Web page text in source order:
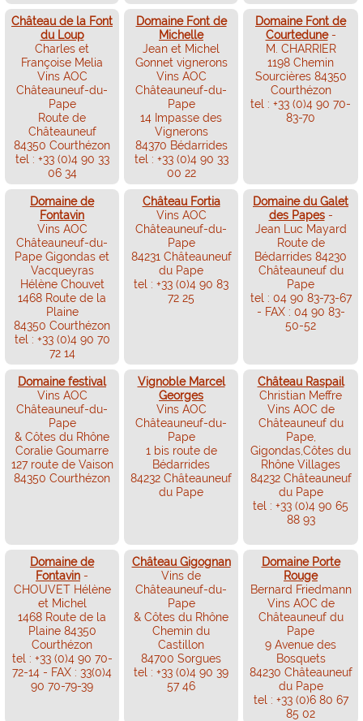
Château de la Font
du Loup
Charles et
Françoise Melia
Vins AOC
Châteauneuf-du-
Pape
Route de
Châteauneuf
84350 Courthézon
tel : +33 (0)4 90 33
06 34
Domaine Font de
Michelle
Jean et Michel
Gonnet vignerons
Vins AOC
Châteauneuf-du-
Pape
14 Impasse des
Vignerons
84370 Bédarrides
tel : +33 (0)4 90 33
00 22
Domaine Font de
Courtedune-
M. CHARRIER
1198 Chemin
Sourcières 84350
Courthézon
tel : +33 (0)4 90 70-
83-70
Domaine de
Fontavin
Vins AOC
Châteauneuf-du-
Pape Gigondas et
Vacqueyras
Hélène Chouvet
1468 Route de la
Plaine
84350 Courthézon
tel : +33 (0)4 90 70
72 14
Château Fortia
Vins AOC
Châteauneuf-du-
Pape
84231 Châteauneuf
du Pape
tel : +33 (0)4 90 83
72 25
Domaine du Galet
des Papes-
Jean Luc Mayard
Route de
Bédarrides 84230
Châteauneuf du
Pape
tel : 04 90 83-73-67
- FAX : 04 90 83-
50-52
Domaine festival
Vins AOC
Châteauneuf-du-
Pape
& Côtes du Rhône
Coralie Goumarre
127 route de Vaison
84350 Courthézon
Vignoble Marcel
Georges
Vins AOC
Châteauneuf-du-
Pape
1 bis route de
Bédarrides
84232 Châteauneuf
du Pape
Château Raspail
Christian Meffre
Vins AOC de
Châteauneuf du
Pape,
Gigondas,Côtes du
Rhône Villages
84232 Châteauneuf
du Pape
tel : +33 (0)4 90 65
88 93
Domaine de
Fontavin -
CHOUVET Hélène
et Michel
1468 Route de la
Plaine 84350
Courthézon
tel : +33 (0)4 90 70-
72-14 - FAX : 33(0)4
90 70-79-39
Château Gigognan
Vins de
Châteauneuf-du-
Pape
& Côtes du Rhône
Chemin du
Castillon
84700 Sorgues
tel : +33 (0)4 90 39
57 46
Domaine Porte
Rouge
Bernard Friedmann
Vins AOC de
Châteauneuf du
Pape
9 Avenue des
Bosquets
84230 Châteauneuf
du Pape
tel : +33 (0)6 80 67
85 02